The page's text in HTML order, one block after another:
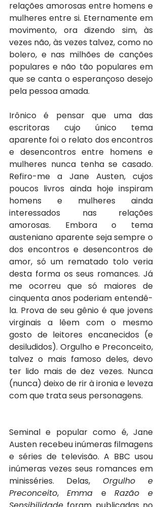
relações amorosas entre homens e
mulheres entre si. Eternamente em
movimento, ora dizendo sim, às
vezes não, às vezes talvez, como no
bolero, e nas milhões de canções
populares e não tão populares em
que se canta o esperançoso desejo
pela pessoa amada.
Irônico é pensar que uma das
escritoras cujo único tema
aparente foi o relato dos encontros
e desencontros entre homens e
mulheres nunca tenha se casado.
Refiro-me a Jane Austen, cujos
poucos livros ainda hoje inspiram
homens e mulheres ainda
interessados nas relações
amorosas. Embora o tema
austeniano aparente seja sempre o
dos encontros e desencontros de
amor, só um rematado tolo veria
desta forma os seus romances. Já
me ocorreu que só maiores de
cinquenta anos poderiam entendê-
la. Prova de seu gênio é que jovens
virginais a lêem com o mesmo
gosto de leitores encanecidos (e
desiludidos). Orgulho e Preconceito,
talvez o mais famoso deles, devo
ter lido mais de dez vezes. Nunca
(nunca) deixo de rir à ironia e leveza
com que trata seus personagens.
Seminal e popular como é, Jane
Austen recebeu inúmeras filmagens
e séries de televisão. A BBC usou
inúmeras vezes seus romances em
minisséries. Delas, Orgulho e
Preconceito, Emma e Razão e